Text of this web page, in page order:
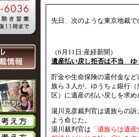
先日、次のような東京地裁で
（6月11日:産経新聞）
遺産払い戻し拒否は不当
貯金や生命保険の還付金な
族ら３人が、ゆうちょ銀行
区）に遺産の払い戻しを求め
湯川克彦裁判官は遺族らの
よう命じた。
湯川裁判官は 「遺族らは遺